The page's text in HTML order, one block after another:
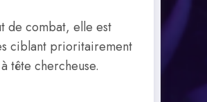
de combat, elle est
ciblant prioritairement
tête chercheuse.